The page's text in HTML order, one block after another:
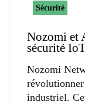
Sécurité
Nozomi et
sécurité
Nozomi
industriel.